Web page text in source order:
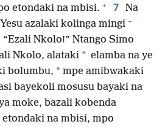
etondaki na mbisi. + 7 Na
azalaki kolinga mingi +
Nkolo!” Ntango Simo
Nkolo, alataki * elamba na ye
bolumbu, * mpe amibwakaki
bayekoli mosusu bayaki na
moke, bazali kobenda
na mbisi, mpo